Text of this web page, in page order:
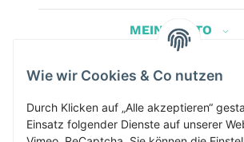
MEIN KONTO
Herbis Anglerladen
Inh.Herbert Schinnerl
Kirchdorf am Inn 5
Wie wir Cookies & Co nutzen
Durch Klicken auf „Alle akzeptieren“
Einsatz folgender Dienste auf unserer